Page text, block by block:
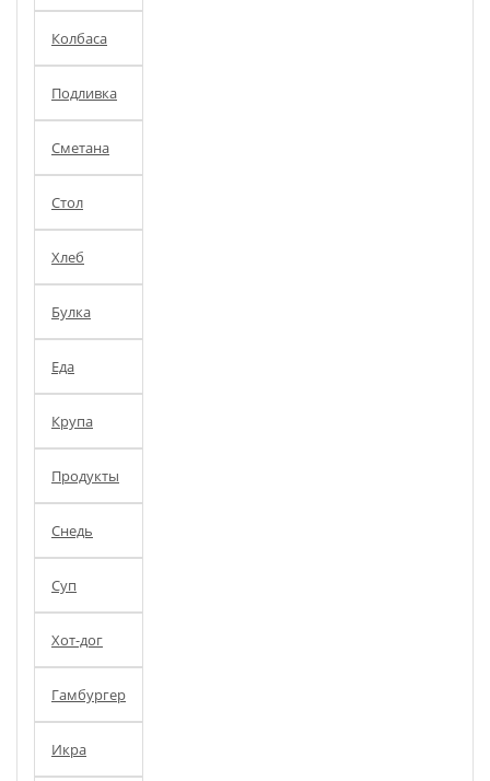
Колбаса
Подливка
Сметана
Стол
Хлеб
Булка
Еда
Крупа
Продукты
Снедь
Суп
Хот-дог
Гамбургер
Икра